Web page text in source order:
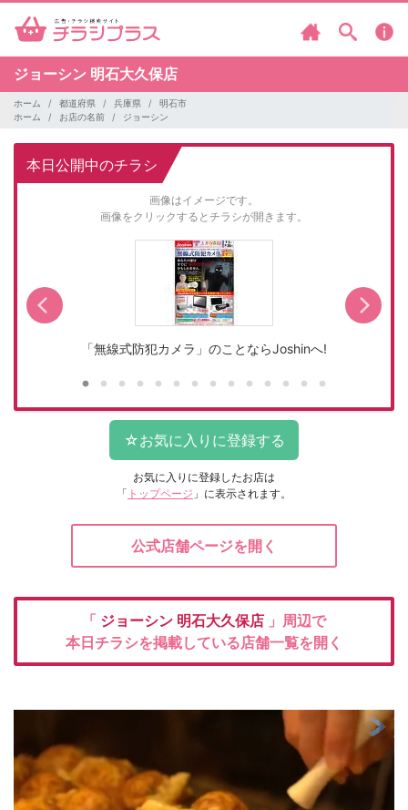
ジョーシン 明石大久保店
ホーム 都道府県 兵庫県
明石市
ホーム
お店の名前 ジョーシン
本日公開中のチラシ
画像はイメージです。
画像をクリックするとチラシが開きます。
「無線式防犯カメラ」のことならJoshinへ!
お気に入りに登録したお店は
「 トップページ 」に表示されます。
公式店舗ページを開く
「 ジョーシン 明石大久保店 」周辺で
本日チラシを掲載している店舗一覧を開く